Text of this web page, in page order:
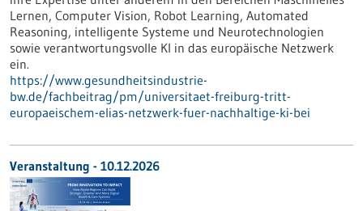
Lernen, Computer Vision, Robot Learning, Automated
Reasoning, intelligente Systeme und Neurotechnologien
sowie verantwortungsvolle KI in das europäische Netzwerk
ein.
https://www.gesundheitsindustrie-
bw.de/fachbeitrag/pm/universitaet-freiburg-tritt-
europaeischem-elias-netzwerk-fuer-nachhaltige-ki-bei
Veranstaltung - 10.12.2026